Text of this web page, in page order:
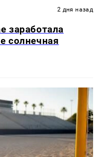
2 дня назад
заработала
солнечная